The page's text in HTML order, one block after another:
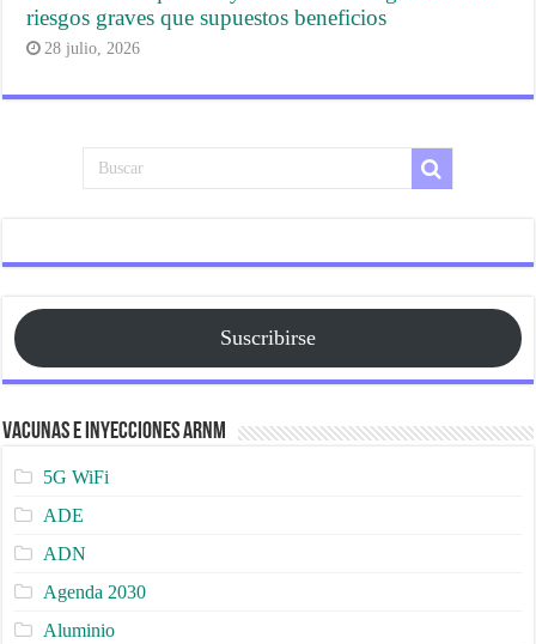
riesgos graves que supuestos beneficios
28 julio, 2026
Suscribirse
Vacunas e Inyecciones ARNm
5G WiFi
ADE
ADN
Agenda 2030
Aluminio